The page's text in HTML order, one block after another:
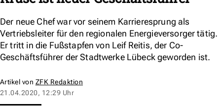
Der neue Chef war vor seinem Karrieresprung als
Vertriebsleiter für den regionalen Energieversorger tätig.
Er tritt in die Fußstapfen von Leif Reitis, der Co-
Geschäftsführer der Stadtwerke Lübeck geworden ist.
Artikel von ZFK Redaktion
21.04.2020, 12:29 Uhr